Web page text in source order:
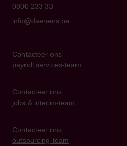
0800 233 33
info@daenens.be
Contacteer ons
payroll services-team
Contacteer ons
jobs & interim-team
Contacteer ons
outsourcing-team